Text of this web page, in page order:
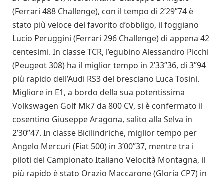
(Ferrari 488 Challenge), con il tempo di 2’29”74 è
stato più veloce del favorito d’obbligo, il foggiano
Lucio Peruggini (Ferrari 296 Challenge) di appena 42
centesimi. In classe TCR, l’egubino Alessandro Picchi
(Peugeot 308) ha il miglior tempo in 2’33”36, di 3”94
più rapido dell’Audi RS3 del bresciano Luca Tosini.
Migliore in E1, a bordo della sua potentissima
Volkswagen Golf Mk7 da 800 CV, si è confermato il
cosentino Giuseppe Aragona, salito alla Selva in
2’30”47. In classe Bicilindriche, miglior tempo per
Angelo Mercuri (Fiat 500) in 3’00”37, mentre tra i
piloti del Campionato Italiano Velocità Montagna, il
più rapido è stato Orazio Maccarone (Gloria CP7) in